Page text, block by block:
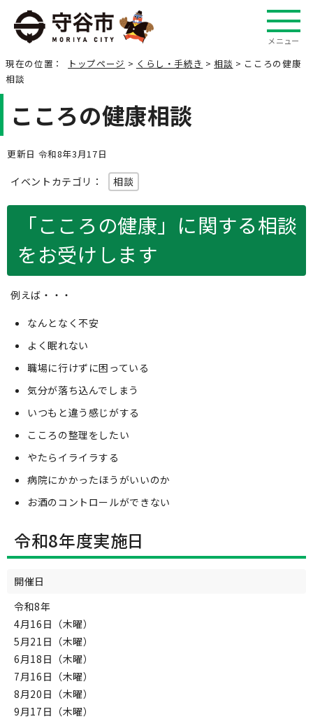
メニュー
現在の位置： トップページ > くらし・手続き >相談 > こころの健康
相談
こころの健康相談
更新日 令和8年3月17日
イベントカテゴリ： 相談
「こころの健康」に関する相談
をお受けします
例えば・・・
なんとなく不安
よく眠れない
職場に行けずに困っている
気分が落ち込んでしまう
いつもと違う感じがする
こころの整理をしたい
やたらイライラする
病院にかかったほうがいいのか
お酒のコントロールができない
令和8年度実施日
開催日
令和8年
4月16日（木曜）
5月21日（木曜）
6月18日（木曜）
7月16日（木曜）
8月20日（木曜）
9月17日（木曜）